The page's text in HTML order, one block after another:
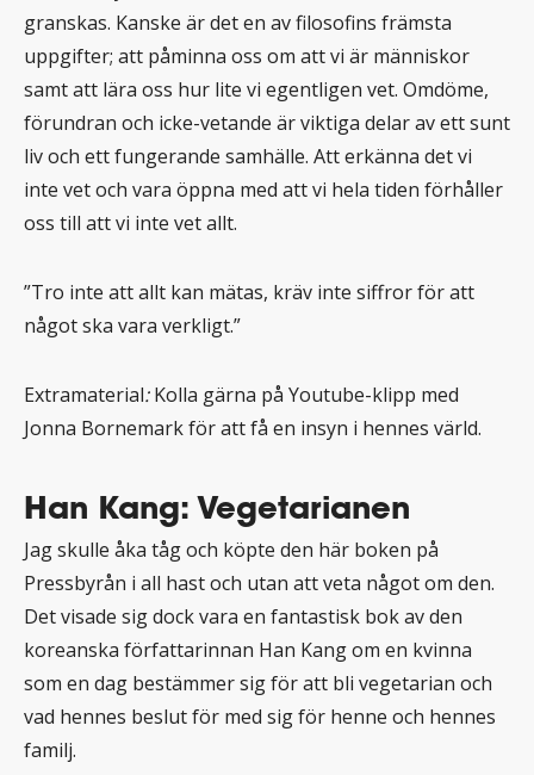
granskas. Kanske är det en av filosofins främsta
uppgifter; att påminna oss om att vi är människor
samt att lära oss hur lite vi egentligen vet. Omdöme,
förundran och icke-vetande är viktiga delar av ett sunt
liv och ett fungerande samhälle. Att erkänna det vi
inte vet och vara öppna med att vi hela tiden förhåller
oss till att vi inte vet allt.
”Tro inte att allt kan mätas, kräv inte siffror för att
något ska vara verkligt.”
Extramaterial:Kolla gärna på Youtube-klipp med
Jonna Bornemark för att få en insyn i hennes värld.
Han Kang: Vegetarianen
Jag skulle åka tåg och köpte den här boken på
Pressbyrån i all hast och utan att veta något om den.
Det visade sig dock vara en fantastisk bok av den
koreanska författarinnan Han Kang om en kvinna
som en dag bestämmer sig för att bli vegetarian och
vad hennes beslut för med sig för henne och hennes
familj.